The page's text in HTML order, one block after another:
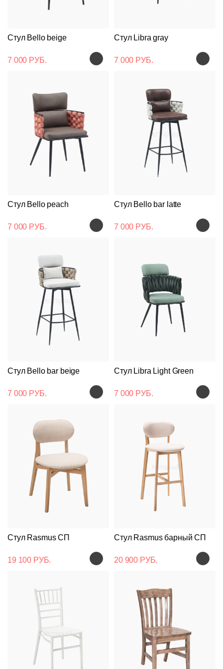
Стул Bello beige
7 000 РУБ.
Стул Libra gray
7 000 РУБ.
Стул Bello peach
7 000 РУБ.
Стул Bello bar latte
7 000 РУБ.
Стул Bello bar beige
7 000 РУБ.
Стул Libra Light Green
7 000 РУБ.
Стул Rasmus СП
19 100 РУБ.
Стул Rasmus барный СП
20 900 РУБ.